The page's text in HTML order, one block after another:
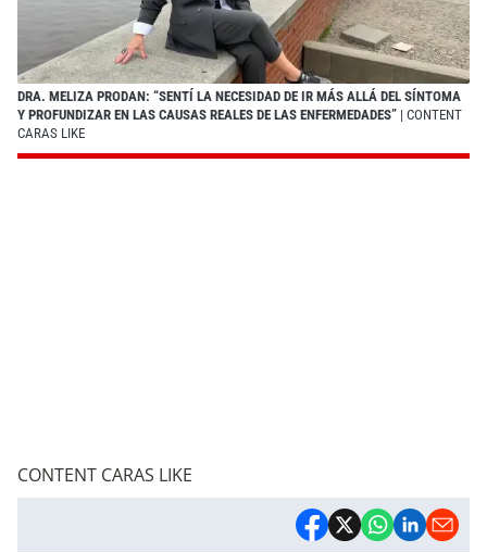
DRA. MELIZA PRODAN: “SENTÍ LA NECESIDAD DE IR MÁS ALLÁ DEL SÍNTOMA
Y PROFUNDIZAR EN LAS CAUSAS REALES DE LAS ENFERMEDADES” | CONTENT
CARAS LIKE
CONTENT CARAS LIKE